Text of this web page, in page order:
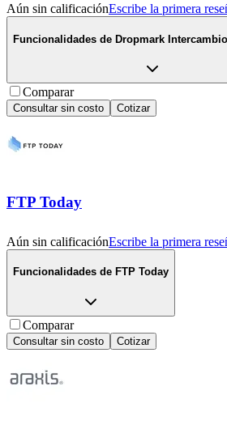
Aún sin calificaciónEscribe la primera
Funcionalidades de Dropmark
Comparar
Consultar sin costo Cotizar
FTP Today
Aún sin calificaciónEscribe la primera
Funcionalidades de FTP Today
Comparar
Consultar sin costo Cotizar